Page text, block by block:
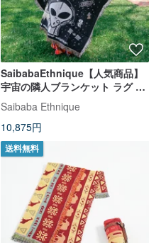
SaibabaEthnique【人気商品】
宇宙の隣人ブランケット ラグ ピ
クニック
Saibaba Ethnique
10,875円
送料無料